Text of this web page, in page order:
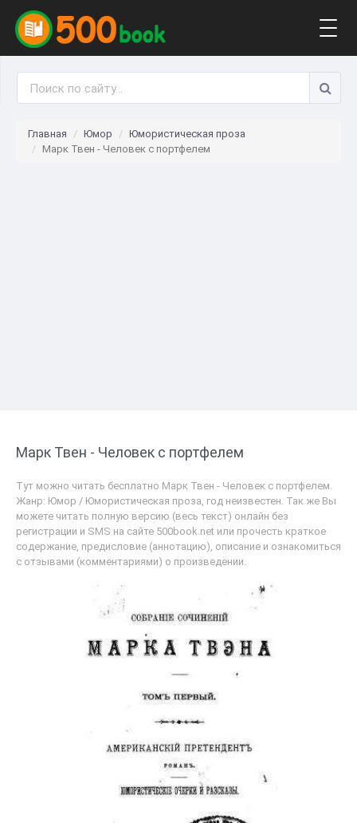
Главная Юмор
Юмористическая проза
Марк Твен - Человек с портфелем
Марк Твен - Человек с портфелем
Тут можно читать бесплатно Марк Твен - Человек с портфелем.
Жанр: Юмор / Юмористическая проза, год неизвестен. Так же Вы
можете читать полную версию (весь текст) онлайн без
регистрации и SMS на сайте 500book.net или прочесть краткое
содержание, предисловие (аннотацию), описание и ознакомиться
с отзывами (комментариями) о произведении.